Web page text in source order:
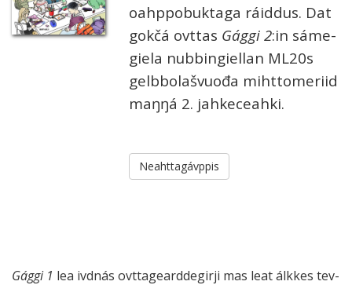
oahppo­buk­taga ráid­dus. Dat
gokčá ovt­tas Gággi 2:in sáme­
giela nub­bin­giel­lan ML20s
gelbbo­laš­vuođa mihtto­meriid
maŋŋá 2. jahke­ceahki.
Neahttagávppis
Gággi 1 lea ivdnás ovtta­geardde­girji mas leat ál­kkes tev­